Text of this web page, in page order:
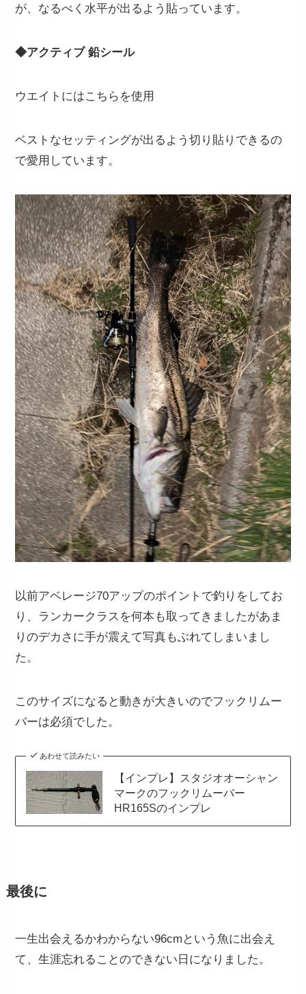
が、なるべく水平が出るよう貼っています。
◆アクティブ 鉛シール
ウエイトにはこちらを使用
ベストなセッティングが出るよう切り貼りできるの
で愛用しています。
以前アベレージ70アップのポイントで釣りをしてお
り、ランカークラスを何本も取ってきましたがあま
りのデカさに手が震えて写真もぶれてしまいまし
た。
このサイズになると動きが大きいのでフックリムー
バーは必須でした。
あわせて読みたい
【インプレ】スタジオオーシャン
マークのフックリムーバー
HR165Sのインプレ
最後に
一生出会えるかわからない96cmという魚に出会え
て、生涯忘れることのできない日になりました。